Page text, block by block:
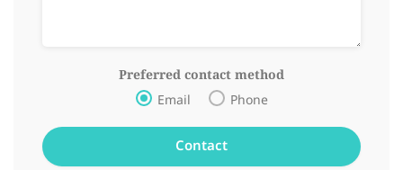
Preferred contact method
Email Phone